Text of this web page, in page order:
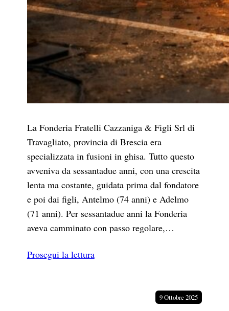
La Fonderia Fratelli Cazzaniga & Figli Srl di
Travagliato, provincia di Brescia era
specializzata in fusioni in ghisa. Tutto questo
avveniva da sessantadue anni, con una crescita
lenta ma costante, guidata prima dal fondatore
e poi dai figli, Antelmo (74 anni) e Adelmo
(71 anni). Per sessantadue anni la Fonderia
aveva camminato con passo regolare,…
Prosegui la lettura
9 Ottobre 2025